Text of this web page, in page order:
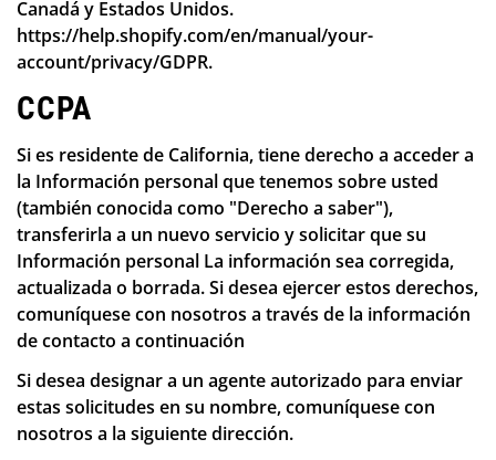
Canadá y Estados Unidos.
https://help.shopify.com/en/manual/your-
account/privacy/GDPR.
CCPA
Si es residente de California, tiene derecho a acceder a
la Información personal que tenemos sobre usted
(también conocida como "Derecho a saber"),
transferirla a un nuevo servicio y solicitar que su
Información personal La información sea corregida,
actualizada o borrada. Si desea ejercer estos derechos,
comuníquese con nosotros a través de la información
de contacto a continuación
Si desea designar a un agente autorizado para enviar
estas solicitudes en su nombre, comuníquese con
nosotros a la siguiente dirección.